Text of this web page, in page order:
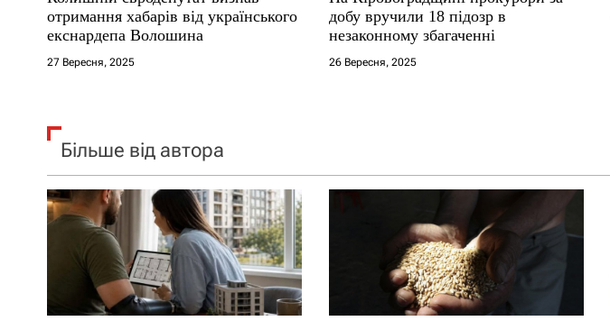
і
в
отримання хабарів від українського
екснардепа Волошина
27 Вересня, 2025
добу вручили 18 підозр в
незаконному збагаченні
26 Вересня, 2025
Більше від автора